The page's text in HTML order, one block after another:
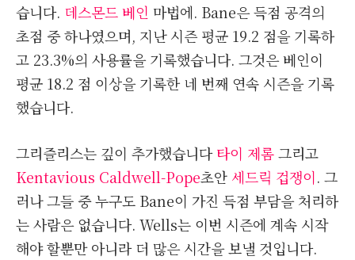
습니다. 데스몬드 베인 마법에. Bane은 득점 공격의
초점 중 하나였으며, 지난 시즌 평균 19.2 점을 기록하
고 23.3%의 사용률을 기록했습니다. 그것은 베인이
평균 18.2 점 이상을 기록한 네 번째 연속 시즌을 기록
했습니다.
그리즐리스는 깊이 추가했습니다타이 제롬그리고
Kentavious Caldwell-Pope초안 세드릭 겁쟁이. 그
러나 그들 중 누구도 Bane이 가진 득점 부담을 처리하
는 사람은 없습니다. Wells는 이번 시즌에 계속 시작
해야 할뿐만 아니라 더 많은 시간을 보낼 것입니다.